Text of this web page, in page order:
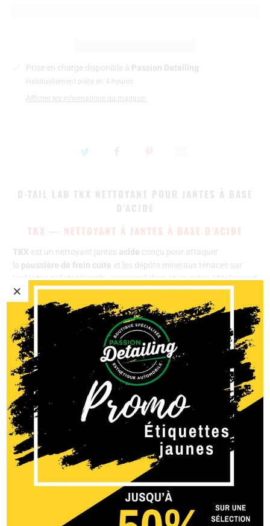
Prise en charge disponible à Passion Detailing
Habituellement prête en 4 heures
Afficher les informations du magasin
D-TAIL LAB TKX NETTOYANT POUR JANTES À BASE
D'ACIDE
TKX — NETTOYANT À JANTES À BASE D’ACIDE
TKX est un nettoyant jantes acide conçu pour attaquer
la poussière de frein cuite et les dépôts minéraux tenaces sur
les jantes peintes/vernis, en magnésium et en acier. Idéal quand
les nettoyants doux ne suffisent plus.
CE QUE FAIT TKX
Dissout rapidement la poussière de frein incrustée et le film
routier minéral.
Restaure l’éclat des faces et des barillets de jantes.
Gain de temps sur des roues négligées ou très
contaminées.
OÙ L’UTILISER
Jantes peintes/vernis, jantes en magnésium et en acier
(selon compatibilité du fabricant).
Faces, barillets et derrière les bâtons.
l’aluminium brut/non revêtu, le magnésium brut, les
finis anodisés délicats et les composants carbone-